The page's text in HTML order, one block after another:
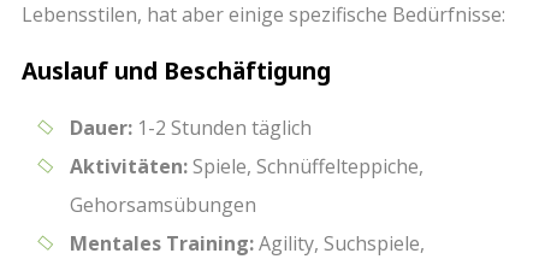
Lebensstilen, hat aber einige spezifische Bedürfnisse:
Auslauf und Beschäftigung
Dauer: 1-2 Stunden täglich
Aktivitäten:Spiele, Schnüffelteppiche,
Gehorsamsübungen
Mentales Training:Agility, Suchspiele,